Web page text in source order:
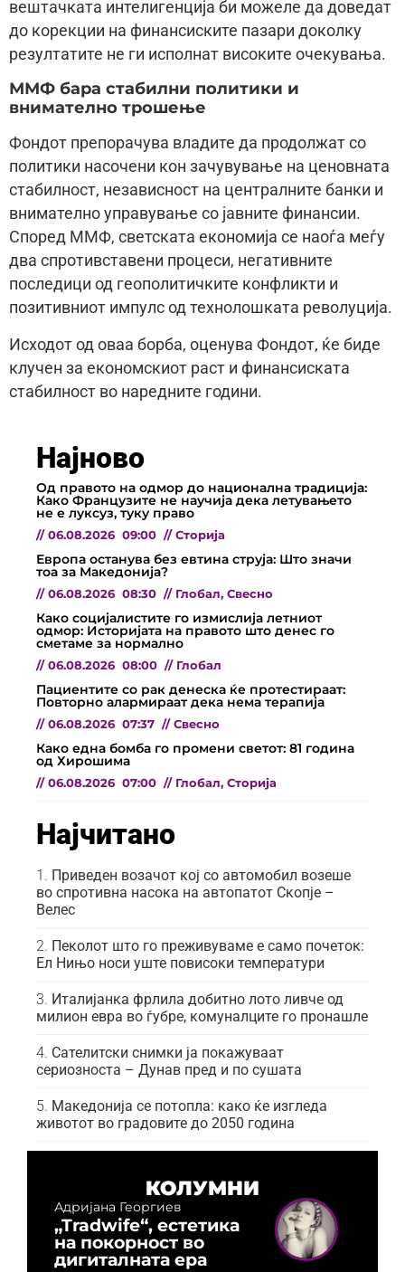
вештачката интелигенција би можеле да доведат
до корекции на финансиските пазари доколку
резултатите не ги исполнат високите очекувања.
ММФ бара стабилни политики и
внимателно трошење
Фондот препорачува владите да продолжат со
политики насочени кон зачувување на ценовната
стабилност, независност на централните банки и
внимателно управување со јавните финансии.
Според ММФ, светската економија се наоѓа меѓу
два спротивставени процеси, негативните
последици од геополитичките конфликти и
позитивниот импулс од технолошката револуција.
Исходот од оваа борба, оценува Фондот, ќе биде
клучен за економскиот раст и финансиската
стабилност во наредните години.
Најново
Од правото на одмор до национална традиција:
Како Французите не научија дека летувањето
не е луксуз, туку право
// 06.08.2026 09:00 // Сторија
Европа останува без евтина струја: Што значи
тоа за Македонија?
// 06.08.2026 08:30 // Глобал, Свесно
Како социјалистите го измислија летниот
одмор: Историјата на правото што денес го
сметаме за нормално
// 06.08.2026 08:00 // Глобал
Пациентите со рак денеска ќе протестираат:
Повторно алармираат дека нема терапија
// 06.08.2026 07:37 // Свесно
Како една бомба го промени светот: 81 година
од Хирошима
// 06.08.2026 07:00 // Глобал, Сторија
Најчитано
Приведен возачот кој со автомобил возеше
во спротивна насока на автопатот Скопје –
Велес
Пеколот што го преживуваме е само почеток:
Ел Нињо носи уште повисоки температури
Италијанка фрлила добитно лото ливче од
милион евра во ѓубре, комуналците го пронашле
Сателитски снимки ја покажуваат
сериозноста – Дунав пред и по сушата
Македонија се потопла: како ќе изгледа
животот во градовите до 2050 година
КОЛУМНИ
Адријана Георгиев
„Tradwife“, естетика
на покорност во
дигиталната ера